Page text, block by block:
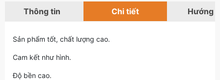
Thông tin Chi tiết Hướng
Sản phẩm tốt, chất lượng cao.
Cam kết như hình.
Độ bền cao.